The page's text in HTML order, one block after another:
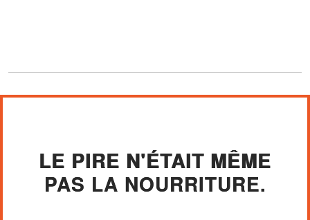
LE PIRE N'ÉTAIT MÊME
PAS LA NOURRITURE.